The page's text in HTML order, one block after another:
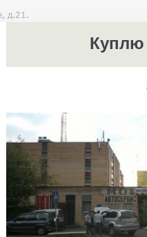
д.21.
Куплю